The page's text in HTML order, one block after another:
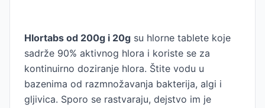
Hlortabs od 200g i 20g su hlorne tablete koje
sadrže 90% aktivnog hlora i koriste se za
kontinuirno doziranje hlora. Štite vodu u
bazenima od razmnožavanja bakterija, algi i
gljivica. Sporo se rastvaraju, dejstvo im je